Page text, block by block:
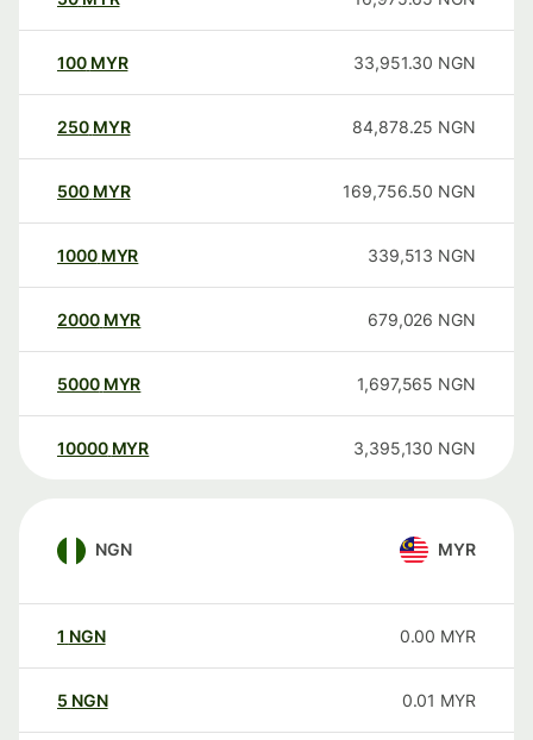
100 MYR 33,951.30 NGN
250 MYR 84,878.25 NGN
500 MYR 169,756.50 NGN
1000 MYR 339,513 NGN
2000 MYR 679,026 NGN
5000 MYR 1,697,565 NGN
10000 MYR 3,395,130 NGN
NGN MYR
1 NGN 0.00 MYR
5 NGN 0.01 MYR